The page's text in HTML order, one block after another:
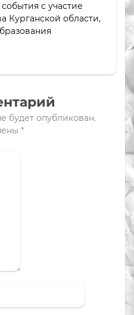
с участие
Курганской области,
будет опубликован.
*